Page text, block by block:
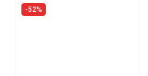
52%